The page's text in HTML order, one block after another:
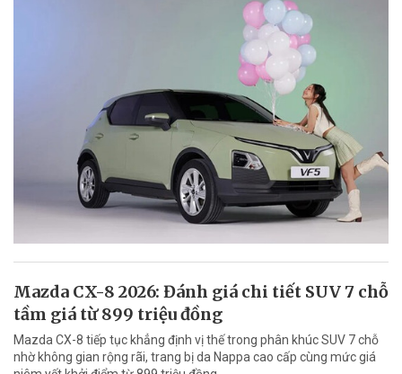
Mazda CX-8 2026: Đánh giá chi tiết SUV 7 chỗ
tầm giá từ 899 triệu đồng
Mazda CX-8 tiếp tục khẳng định vị thế trong phân khúc SUV 7 chỗ
nhờ không gian rộng rãi, trang bị da Nappa cao cấp cùng mức giá